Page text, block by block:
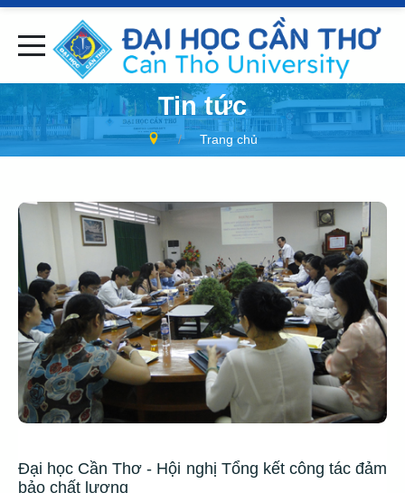
Tin tức
Trang chủ
Đại học Cần Thơ - Hội nghị Tổng kết công tác đảm
bảo chất lượng